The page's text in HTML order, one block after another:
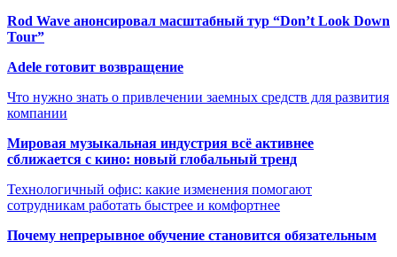
Rod Wave анонсировал масштабный тур “Don’t Look Down
Tour”
Adele готовит возвращение
Что нужно знать о привлечении заемных средств для развития
компании
Мировая музыкальная индустрия всё активнее
сближается с кино: новый глобальный тренд
Технологичный офис: какие изменения помогают
сотрудникам работать быстрее и комфортнее
Почему непрерывное обучение становится обязательным